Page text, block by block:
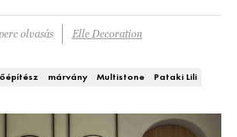
HÍRLEVÉL
olvasás Elle Decoration
márvány Multistone Pataki Lili